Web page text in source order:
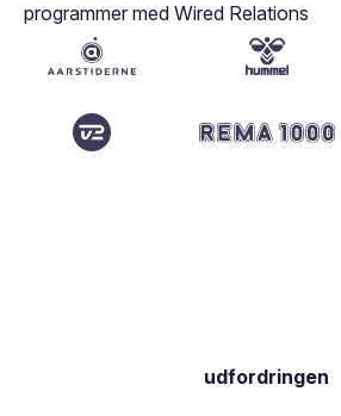
programmer med Wired Relations
udfordringen